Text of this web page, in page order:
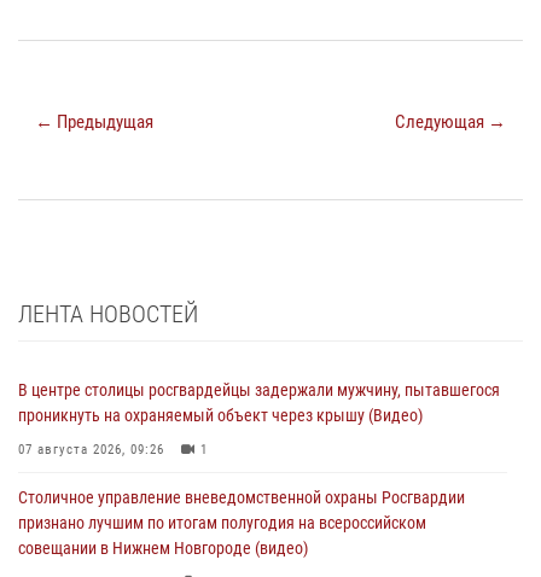
← Предыдущая Следующая →
ЛЕНТА НОВОСТЕЙ
В центре столицы росгвардейцы задержали мужчину, пытавшегося
проникнуть на охраняемый объект через крышу (Видео)
07 августа 2026, 09:26 1
Столичное управление вневедомственной охраны Росгвардии
признано лучшим по итогам полугодия на всероссийском
совещании в Нижнем Новгороде (видео)